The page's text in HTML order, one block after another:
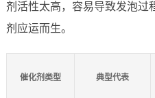
剂活性太高，容易导致发泡过
剂应运而生。
催化剂类型 典型代表